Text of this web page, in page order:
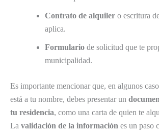
Contrato de alquiler o escritura
aplica.
Formulario de solicitud que te
municipalidad.
Es importante mencionar que, en algunos
está a tu nombre, debes presentar un
tu residencia, como una carta de quien te
La validación de la información es un paso